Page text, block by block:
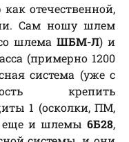
отечественной,
Сам ношу шлем
шлема ШБМ-Л) и
(примерно 1200
система (уже с
крепить
1 (осколки, ПМ,
еще и шлемы 6Б28,